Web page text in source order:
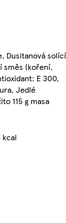
Dusitanová solící
směs (koření,
E 300,
Jedlé
115 g masa